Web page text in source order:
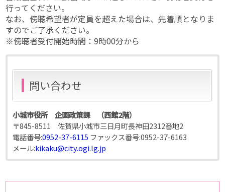
行ってください。
なお、傍聴希望者が定員を超えた場合は、先着順となりま
すのでご了承ください。
※傍聴者受付開始時間：9時00分から
問い合わせ
小城市役所 企画政策課 （西館2階）
〒845-8511 佐賀県小城市三日月町長神田2312番地2
電話番号:0952-37-6115 ファックス番号:0952-37-6163
メール:kikaku@city.ogi.lg.jp